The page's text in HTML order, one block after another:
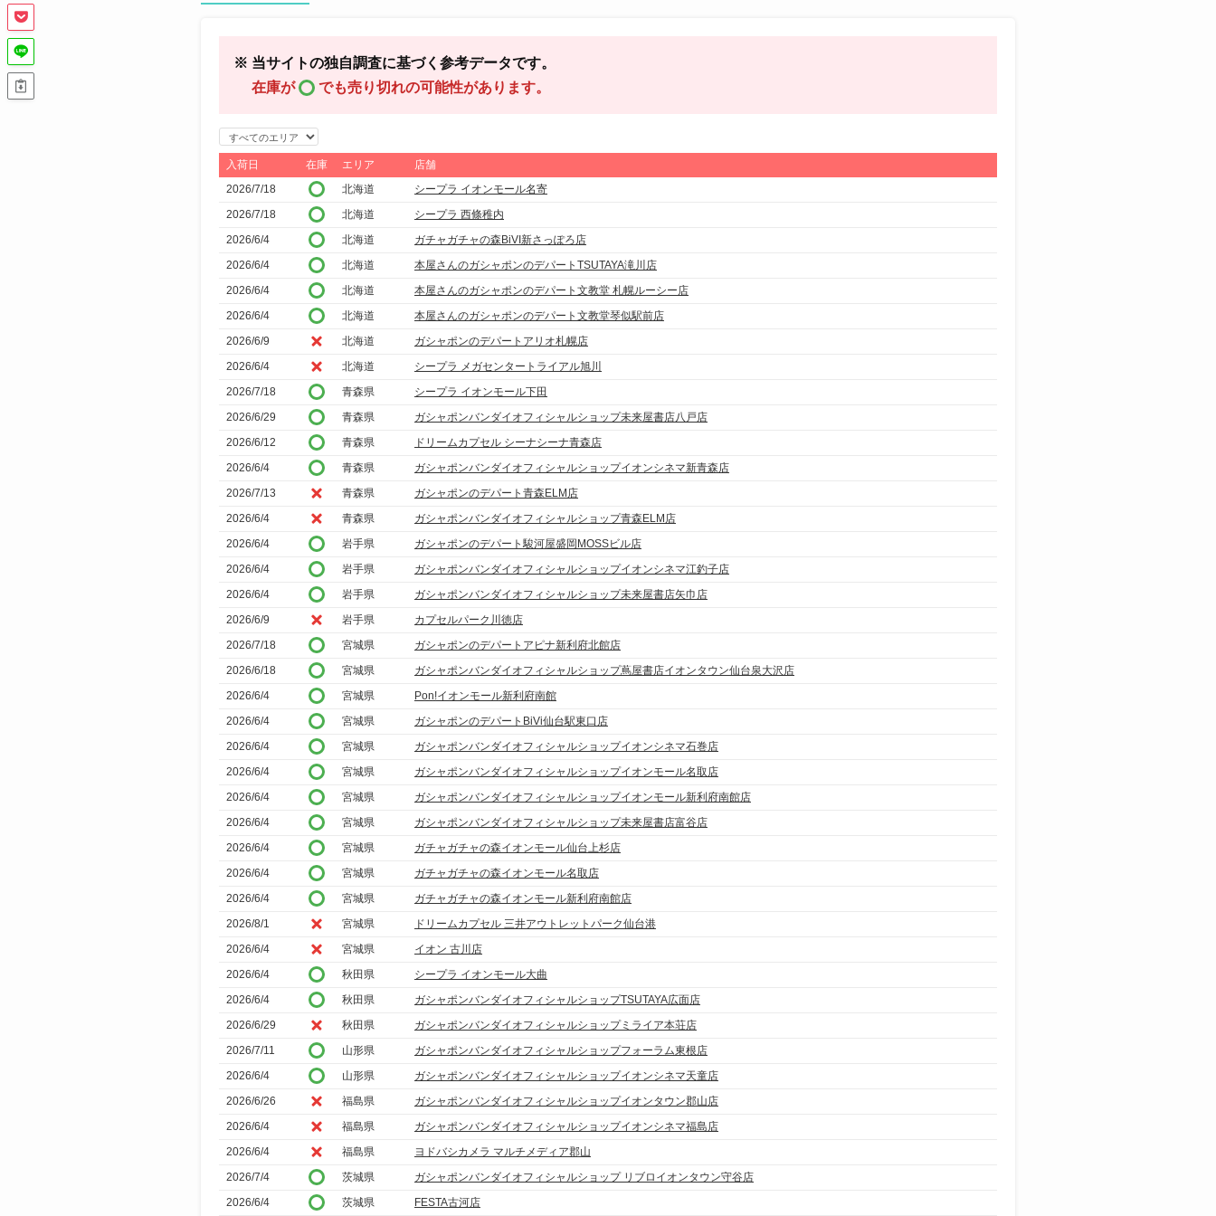
※ 当サイトの独自調査に基づく参考データです。
在庫が
でも売り切れの可能性があります。
エ
リ
ア
り
込
み
入荷日 在庫 エリア
店舗
2026/7/18
北海道
シープラ イオンモール名寄
2026/7/18
北海道
シープラ 西條稚内
2026/6/4
北海道
ガチャガチャの森BiVI新さっぽろ店
2026/6/4
北海道
本屋さんのガシャポンのデパートTSUTAYA滝川店
2026/6/4
北海道
本屋さんのガシャポンのデパート文教堂 札幌ルーシー店
2026/6/4
北海道
本屋さんのガシャポンのデパート文教堂琴似駅前店
2026/6/9
北海道
ガシャポンのデパートアリオ札幌店
2026/6/4
北海道
シープラ メガセンタートライアル旭川
2026/7/18
青森県
シープラ イオンモール下田
2026/6/29
青森県
ガシャポンバンダイオフィシャルショップ未来屋書店八戸店
2026/6/12
青森県
ドリームカプセル シーナシーナ青森店
2026/6/4
青森県
ガシャポンバンダイオフィシャルショップイオンシネマ新青森店
2026/7/13
青森県
ガシャポンのデパート青森ELM店
2026/6/4
青森県
ガシャポンバンダイオフィシャルショップ青森ELM店
2026/6/4
岩手県
ガシャポンのデパート駿河屋盛岡MOSSビル店
2026/6/4
岩手県
ガシャポンバンダイオフィシャルショップイオンシネマ江釣子店
2026/6/4
岩手県
ガシャポンバンダイオフィシャルショップ未来屋書店矢巾店
2026/6/9
岩手県
カプセルパーク川徳店
2026/7/18
宮城県
ガシャポンのデパートアピナ新利府北館店
2026/6/18
宮城県
ガシャポンバンダイオフィシャルショップ蔦屋書店イオンタウン仙台泉大沢店
2026/6/4
宮城県
Pon!イオンモール新利府南館
2026/6/4
宮城県
ガシャポンのデパートBiVi仙台駅東口店
2026/6/4
宮城県
ガシャポンバンダイオフィシャルショップイオンシネマ石巻店
2026/6/4
宮城県
ガシャポンバンダイオフィシャルショップイオンモール名取店
2026/6/4
宮城県
ガシャポンバンダイオフィシャルショップイオンモール新利府南館店
2026/6/4
宮城県
ガシャポンバンダイオフィシャルショップ未来屋書店富谷店
2026/6/4
宮城県
ガチャガチャの森イオンモール仙台上杉店
2026/6/4
宮城県
ガチャガチャの森イオンモール名取店
2026/6/4
宮城県
ガチャガチャの森イオンモール新利府南館店
2026/8/1
宮城県
ドリームカプセル 三井アウトレットパーク仙台港
2026/6/4
宮城県
イオン 古川店
2026/6/4
秋田県
シープラ イオンモール大曲
2026/6/4
秋田県
ガシャポンバンダイオフィシャルショップTSUTAYA広面店
2026/6/29
秋田県
ガシャポンバンダイオフィシャルショップミライア本荘店
2026/7/11
山形県
ガシャポンバンダイオフィシャルショップフォーラム東根店
2026/6/4
山形県
ガシャポンバンダイオフィシャルショップイオンシネマ天童店
2026/6/26
福島県
ガシャポンバンダイオフィシャルショップイオンタウン郡山店
2026/6/4
福島県
ガシャポンバンダイオフィシャルショップイオンシネマ福島店
2026/6/4
福島県
ヨドバシカメラ マルチメディア郡山
2026/7/4
茨城県
ガシャポンバンダイオフィシャルショップ リブロイオンタウン守谷店
2026/6/4
茨城県 FESTA古河店